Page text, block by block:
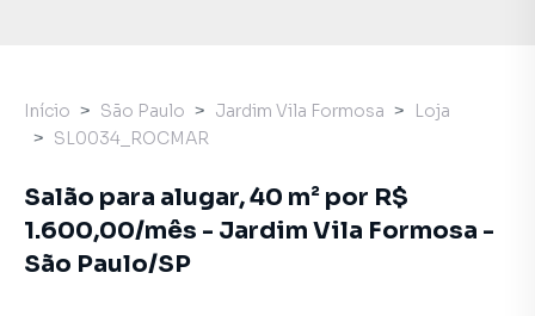
Início São Paulo Jardim Vila Formosa
Loja
SL0034_ROCMAR
Salão para alugar, 40 m² por R$
1.600,00/mês - Jardim Vila Formosa -
São Paulo/SP